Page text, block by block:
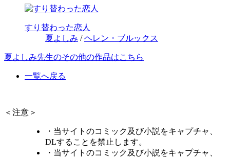
すり替わった恋人
夏よしみ /ヘレン・ブルックス
夏よしみ先生のその他の作品はこちら
一覧へ戻る
＜注意＞
・当サイトのコミック及び小説をキャプチャ、
DLすることを禁止します。
・当サイトのコミック及び小説をキャプチャ、